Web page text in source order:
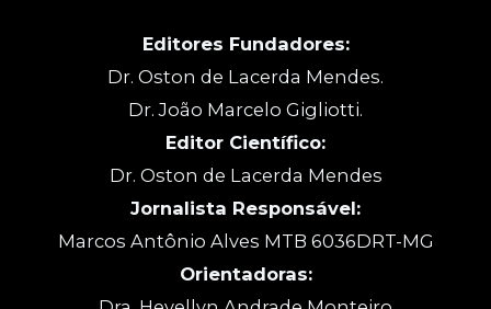
Editores Fundadores:
Dr. Oston de Lacerda Mendes.
Dr. João Marcelo Gigliotti.
Editor Científico:
Dr. Oston de Lacerda Mendes
Jornalista Responsável:
Marcos Antônio Alves MTB 6036DRT-MG
Orientadoras: